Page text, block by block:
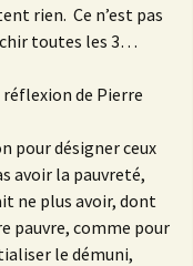
rien. Ce n’est pas
toutes les 3…
de Pierre
pour désigner ceux
avoir la pauvreté,
ne plus avoir, dont
pauvre, comme pour
le démuni,